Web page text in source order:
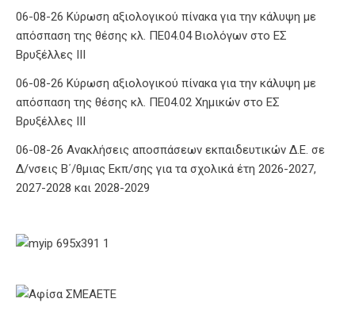
06-08-26 Κύρωση αξιολογικού πίνακα για την κάλυψη με
απόσπαση της θέσης κλ. ΠΕ04.04 Βιολόγων στο ΕΣ
Βρυξέλλες ΙΙΙ
06-08-26 Κύρωση αξιολογικού πίνακα για την κάλυψη με
απόσπαση της θέσης κλ. ΠΕ04.02 Χημικών στο ΕΣ
Βρυξέλλες ΙΙΙ
06-08-26 Ανακλήσεις αποσπάσεων εκπαιδευτικών Δ.Ε. σε
Δ/νσεις Β΄/θμιας Εκπ/σης για τα σχολικά έτη 2026-2027,
2027-2028 και 2028-2029